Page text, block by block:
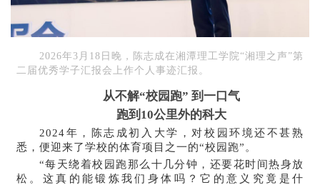
2026年3月18日晚，陈志成在湘潭理工学院“湘理之声”第
二届优秀学子汇报会上作个人事迹汇报。
从不解“校园跑” 到一口气
跑到10公里外的科大
2024年，陈志成初入大学，对校园环境还不甚熟
悉，便迎来了学校的体育项目之一的“校园跑”。
“每天绕着校园跑那么十几分钟，还要花时间热身放
松。这真的能锻炼我们身体吗？它的意义究竟是什